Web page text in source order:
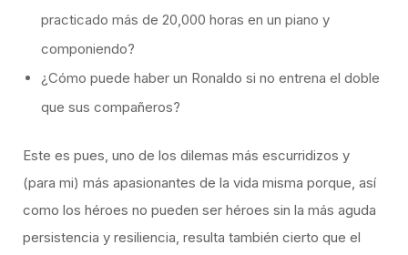
practicado más de 20,000 horas en un piano y
componiendo?
¿Cómo puede haber un Ronaldo si no entrena el doble
que sus compañeros?
Este es pues, uno de los dilemas más escurridizos y
(para mi) más apasionantes de la vida misma porque, así
como los héroes no pueden ser héroes sin la más aguda
persistencia y resiliencia, resulta también cierto que el